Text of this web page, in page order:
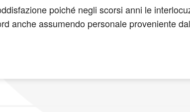
poiché negli scorsi anni le
anche assumendo personale proveniente